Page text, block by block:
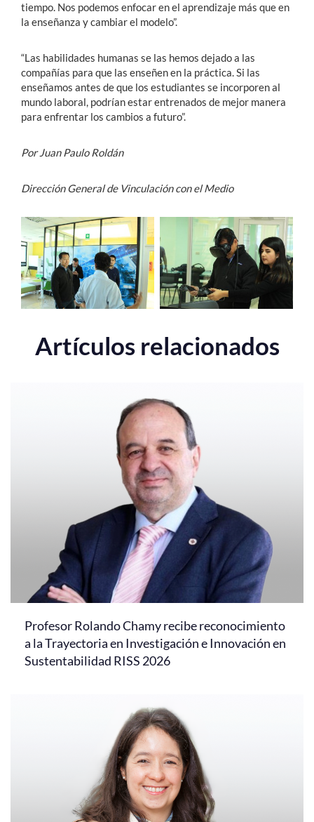
tiempo. Nos podemos enfocar en el aprendizaje más que en
la enseñanza y cambiar el modelo”.
“Las habilidades humanas se las hemos dejado a las
compañías para que las enseñen en la práctica. Si las
enseñamos antes de que los estudiantes se incorporen al
mundo laboral, podrían estar entrenados de mejor manera
para enfrentar los cambios a futuro”.
Por Juan Paulo Roldán
Dirección General de Vinculación con el Medio
Artículos relacionados
Profesor Rolando Chamy recibe reconocimiento
a la Trayectoria en Investigación e Innovación en
Sustentabilidad RISS 2026